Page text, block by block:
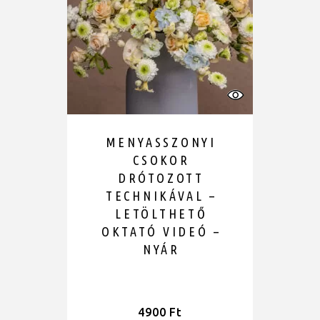
MENYASSZONYI
CSOKOR
DRÓTOZOTT
TECHNIKÁVAL –
LETÖLTHETŐ
OKTATÓ VIDEÓ –
NYÁR
4900 Ft